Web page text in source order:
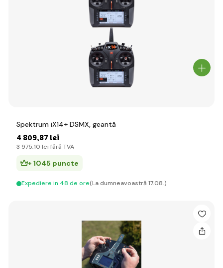
Spektrum iX14+ DSMX, geantă
4 809,87 lei
3 975,10 lei fără TVA
+ 1045 puncte
Expediere in 48 de ore(La dumneavoastră 17.08.)